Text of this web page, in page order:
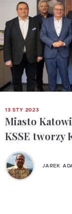
13 STY 2023
Miasto
KSSE tworzy
JAREK